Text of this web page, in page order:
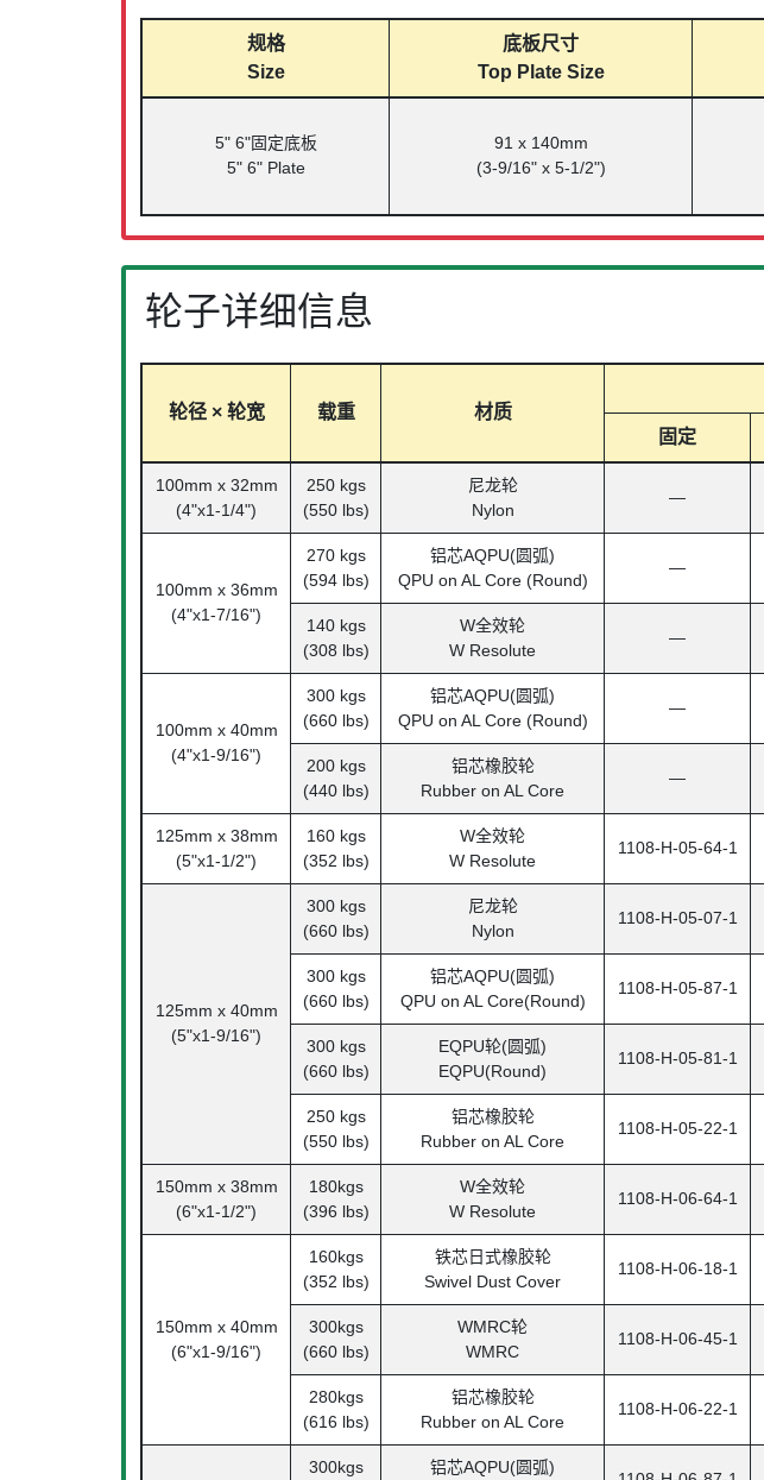
规格
Size
底板尺寸
Top Plate Size
5" 6"固定底板
5" 6" Plate
91 x 140mm
(3-9/16" x 5-1/2")
轮子详细信息
轮径 × 轮宽 载重 材质
固定
100mm x 32mm
(4"x1-1/4")
250 kgs
(550 lbs)
尼龙轮
Nylon
—
100mm x 36mm
(4"x1-7/16")
270 kgs
(594 lbs)
铝芯AQPU(圆弧)
QPU on AL Core (Round)
—
140 kgs
(308 lbs)
W全效轮
W Resolute
—
100mm x 40mm
(4"x1-9/16")
300 kgs
(660 lbs)
铝芯AQPU(圆弧)
QPU on AL Core (Round)
—
200 kgs
(440 lbs)
铝芯橡胶轮
Rubber on AL Core
—
125mm x 38mm
(5"x1-1/2")
160 kgs
(352 lbs)
W全效轮
W Resolute
1108-H-05-64-1
125mm x 40mm
(5"x1-9/16")
300 kgs
(660 lbs)
尼龙轮
Nylon
1108-H-05-07-1
300 kgs
(660 lbs)
铝芯AQPU(圆弧)
QPU on AL Core(Round)
1108-H-05-87-1
300 kgs
(660 lbs)
EQPU轮(圆弧)
EQPU(Round)
1108-H-05-81-1
250 kgs
(550 lbs)
铝芯橡胶轮
Rubber on AL Core
1108-H-05-22-1
150mm x 38mm
(6"x1-1/2")
180kgs
(396 lbs)
W全效轮
W Resolute
1108-H-06-64-1
150mm x 40mm
(6"x1-9/16")
160kgs
(352 lbs)
铁芯日式橡胶轮
Swivel Dust Cover
1108-H-06-18-1
300kgs
(660 lbs)
WMRC轮
WMRC
1108-H-06-45-1
280kgs
(616 lbs)
铝芯橡胶轮
Rubber on AL Core
1108-H-06-22-1
300kgs
铝芯AQPU(圆弧)